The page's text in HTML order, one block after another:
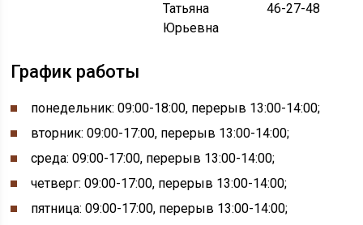
Татьяна
Юрьевна
46-27-48
График работы
понедельник:09:00-18:00, перерыв 13:00-14:00;
вторник: 09:00-17:00, перерыв 13:00-14:00;
среда: 09:00-17:00, перерыв 13:00-14:00;
четверг: 09:00-17:00, перерыв 13:00-14:00;
пятница: 09:00-17:00, перерыв 13:00-14:00;